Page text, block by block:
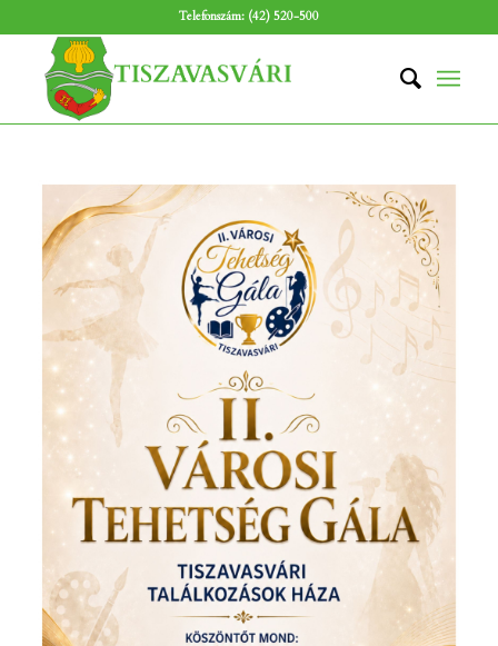
Telefonszám: (42) 520-500